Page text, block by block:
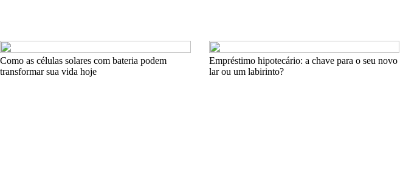
Como as células solares com bateria podem
transformar sua vida hoje
Empréstimo hipotecário: a chave para o seu novo
lar ou um labirinto?